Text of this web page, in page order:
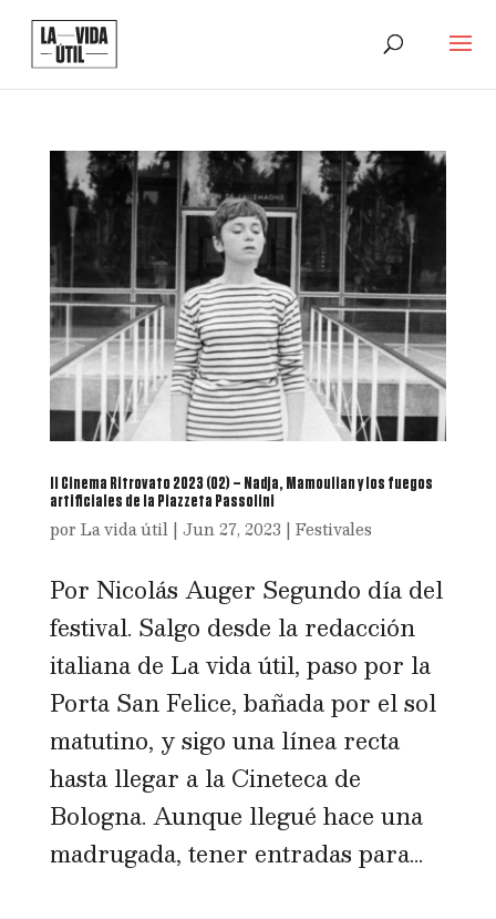
Il Cinema Ritrovato 2023 (02) – Nadja, Mamoulian y los fuegos
artificiales de la Piazzeta Passolini
por La vida útil| Jun 27, 2023 | Festivales
Por Nicolás Auger Segundo día del
festival. Salgo desde la redacción
italiana de La vida útil, paso por la
Porta San Felice, bañada por el sol
matutino, y sigo una línea recta
hasta llegar a la Cineteca de
Bologna. Aunque llegué hace una
madrugada, tener entradas para...